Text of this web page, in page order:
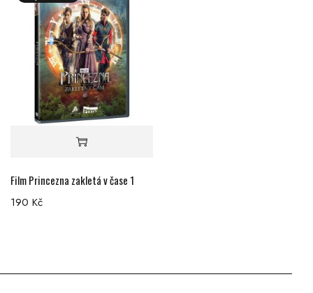
Film Princezna zakletá v čase 1
190 Kč